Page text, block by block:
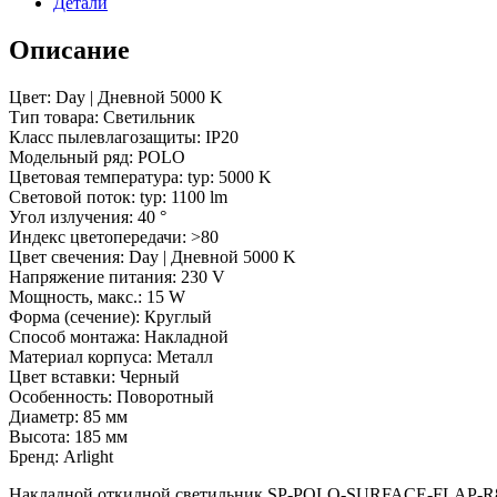
(Arlight,
IP20
3
года)
Описание
Цвет: Day | Дневной 5000 K
Тип товара: Светильник
Класс пылевлагозащиты: IP20
Модельный ряд: POLO
Цветовая температура: typ: 5000 K
Световой поток: typ: 1100 lm
Угол излучения: 40 °
Индекс цветопередачи: >80
Цвет свечения: Day | Дневной 5000 K
Напряжение питания: 230 V
Мощность, макс.: 15 W
Форма (сечение): Круглый
Способ монтажа: Накладной
Материал корпуса: Металл
Цвет вставки: Черный
Особенность: Поворотный
Диаметр: 85 мм
Высота: 185 мм
Бренд: Arlight